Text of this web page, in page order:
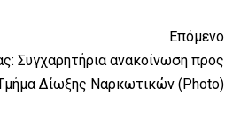
Επόμενο
Συγχαρητήρια ανακοίνωση προς
Δίωξης Ναρκωτικών (Photo)